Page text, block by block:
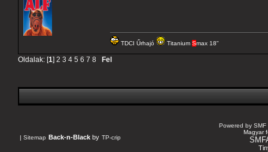
TDCI Űrhajó Titanium Smax 18"
Oldalak: [1] 2 3 4 5 6 7 8 Fel
| Sitemap Back-n-Black by TP-crip
Powered by SMF
Magyar